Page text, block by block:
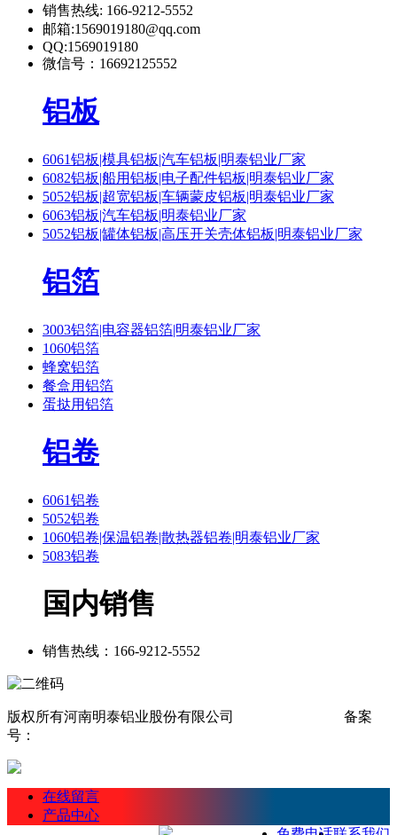
销售热线: 166-9212-5552
邮箱:1569019180@qq.com
QQ:1569019180
微信号：16692125552
铝板
6061铝板|模具铝板|汽车铝板|明泰铝业厂家
6082铝板|船用铝板|电子配件铝板|明泰铝业厂家
5052铝板|超宽铝板|车辆蒙皮铝板|明泰铝业厂家
6063铝板|汽车铝板|明泰铝业厂家
5052铝板|罐体铝板|高压开关壳体铝板|明泰铝业厂家
铝箔
3003铝箔|电容器铝箔|明泰铝业厂家
1060铝箔
蜂窝铝箔
餐盒用铝箔
蛋挞用铝箔
铝卷
6061铝卷
5052铝卷
1060铝卷|保温铝卷|散热器铝卷|明泰铝业厂家
5083铝卷
国内销售
销售热线：166-9212-5552
版权所有河南明泰铝业股份有限公司
备案
号：
在线留言
产品中心